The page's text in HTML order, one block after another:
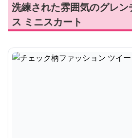
洗練された雰囲気のグレ
ス ミニスカート